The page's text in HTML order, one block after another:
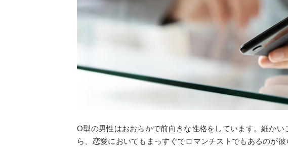
O型の男性はおおらかで前向きな性格をしています。細か
ら、恋愛においてもまっすぐでロマンチストでもあるのが彼